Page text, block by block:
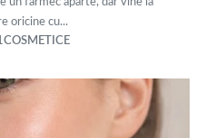
un farmec aparte, dar vine la
oricine cu...